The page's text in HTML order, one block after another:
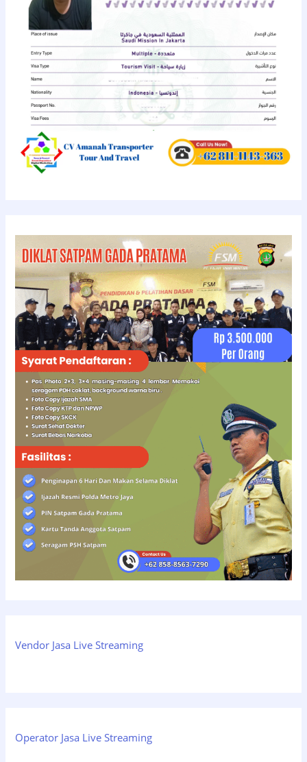
Vendor Jasa Live Streaming
Operator Jasa Live Streaming